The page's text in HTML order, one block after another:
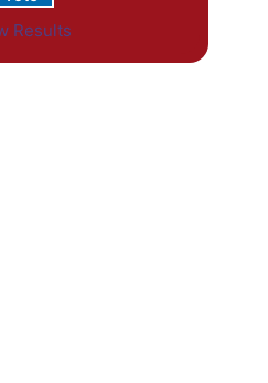
Results